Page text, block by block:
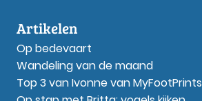
Artikelen
Op bedevaart
Wandeling van de maand
Top 3 van Ivonne van MyFootPrints